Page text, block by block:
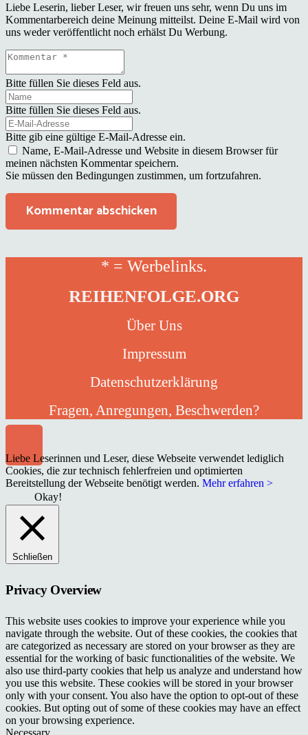
Liebe Leserin, lieber Leser, wir freuen uns sehr, wenn Du uns im
Kommentarbereich deine Meinung mitteilst. Deine E-Mail wird von
uns weder veröffentlicht noch erhälst Du Werbung.
Bitte füllen Sie dieses Feld aus.
Bitte füllen Sie dieses Feld aus.
Bitte gib eine gültige E-Mail-Adresse ein.
Name, E-Mail-Adresse und Website in diesem Browser für
meinen nächsten Kommentar speichern.
Sie müssen den Bedingungen zustimmen, um fortzufahren.
Kommentar abschicken
* = Werbelinks.
REIHENFOLGE.ORG
Über Uns
Impressum
Datenschutzerklärung
Fragen, Anregungen, Beschwerden?
Liebe Leserinnen und Leser, diese Webseite verwendet lediglich
Cookies, die zur technisch fehlerfreien und optimierten
Bereitstellung der Webseite benötigt werden. Mehr erfahren >
Okay!
Schließen
Privacy Overview
This website uses cookies to improve your experience while you
navigate through the website. Out of these cookies, the cookies that
are categorized as necessary are stored on your browser as they are
essential for the working of basic functionalities of the website. We
also use third-party cookies that help us analyze and understand how
you use this website. These cookies will be stored in your browser
only with your consent. You also have the option to opt-out of these
cookies. But opting out of some of these cookies may have an effect
on your browsing experience.
Necessary